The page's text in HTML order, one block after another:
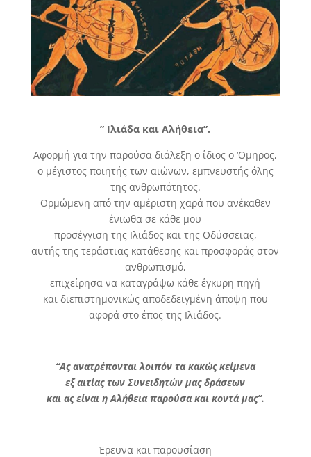
” Ιλιάδα και Αλήθεια”.
Αφορμή για την παρούσα διάλεξη ο ίδιος ο ‘Ομηρος,
ο μέγιστος ποιητής των αιώνων, εμπνευστής όλης
της ανθρωπότητος.
Ορμώμενη από την αμέριστη χαρά που ανέκαθεν
ένιωθα σε κάθε μου
προσέγγιση της Ιλιάδος και της Οδύσσειας,
αυτής της τεράστιας κατάθεσης και προσφοράς στον
ανθρωπισμό,
επιχείρησα να καταγράψω κάθε έγκυρη πηγή
και διεπιστημονικώς αποδεδειγμένη άποψη που
αφορά στο έπος της Ιλιάδος.
“Ας ανατρέπονται λοιπόν τα κακώς κείμενα
εξ αιτίας των Συνειδητών μας δράσεων
και ας είναι η Αλήθεια παρούσα και κοντά μας”.
Έρευνα και παρουσίαση